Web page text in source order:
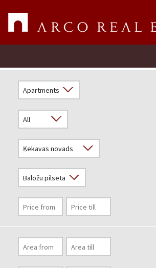
Real Estate Valuation
Company
Services
Contacts